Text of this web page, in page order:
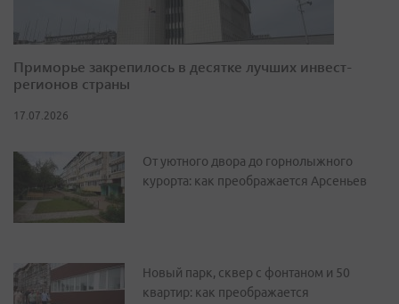
Приморье закрепилось в десятке лучших инвест-
регионов страны
17.07.2026
От уютного двора до горнолыжного
курорта: как преображается Арсеньев
Новый парк, сквер с фонтаном и 50
квартир: как преображается